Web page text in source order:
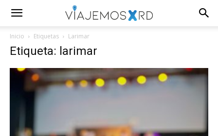
Inicio Etiquetas Larimar
Etiqueta: larimar